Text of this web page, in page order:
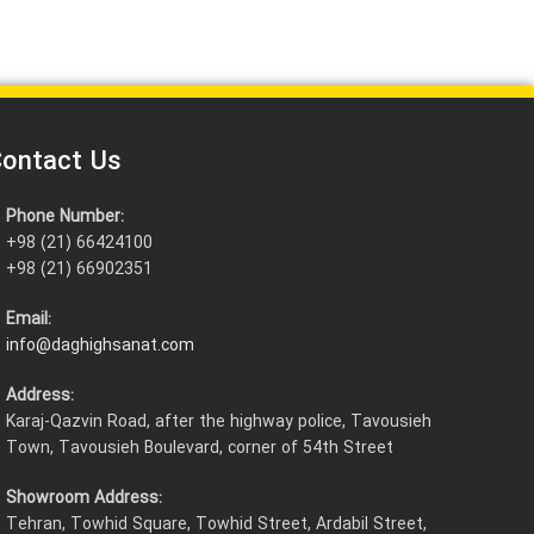
Us
Phone Number:
+98 (21) 66424100
+98 (21) 66902351
Email:
info@daghighsanat.com
Address:
Karaj-Qazvin Road, after the highway police, Tavousieh
Town, Tavousieh Boulevard, corner of 54th Street
Showroom Address:
Tehran, Towhid Square, Towhid Street, Ardabil Street,